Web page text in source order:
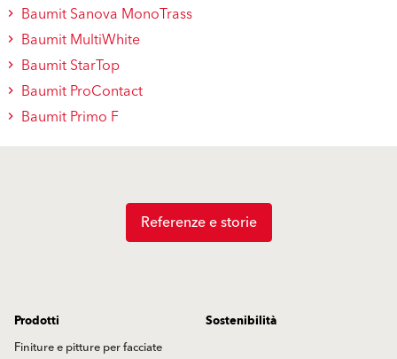
Baumit Sanova MonoTrass
Baumit MultiWhite
Baumit StarTop
Baumit ProContact
Baumit Primo F
Referenze e storie
Prodotti
Finiture e pitture per facciate
Sostenibilità